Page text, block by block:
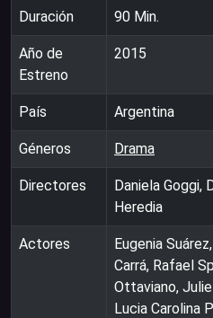
Duración 90 Min.
Año de
Estreno
2015
País Argentina
Géneros Drama
Directores
Daniela Goggi,
Heredia
Actores
Eugenia
Carrá, Rafael
Ottaviano,
Lucia Carolina